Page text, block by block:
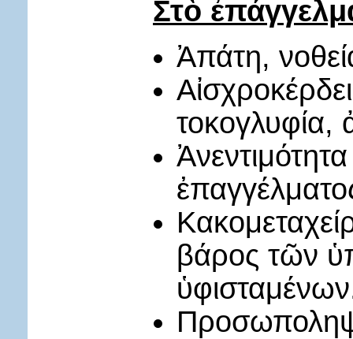
Στὸ
Ἀπάτη,
βάρος τῶν